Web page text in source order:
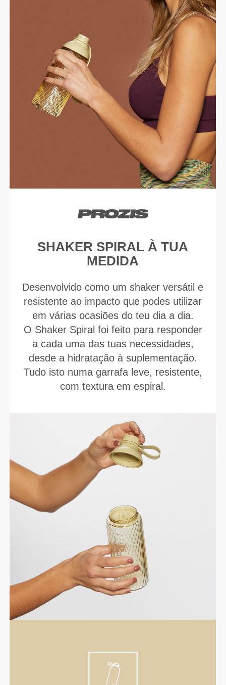
SHAKER SPIRAL À TUA
MEDIDA
Desenvolvido como um shaker versátil e
resistente ao impacto que podes utilizar
em várias ocasiões do teu dia a dia.
O Shaker Spiral foi feito para responder
a cada uma das tuas necessidades,
desde a hidratação à suplementação.
Tudo isto numa garrafa leve, resistente,
com textura em espiral.